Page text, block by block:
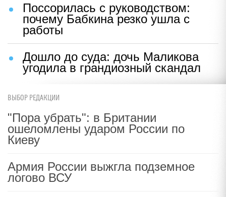
Поссорилась с руководством:
почему Бабкина резко ушла с
работы
Дошло до суда: дочь Маликова
угодила в грандиозный скандал
ВЫБОР РЕДАКЦИИ
"Пора убрать": в Британии
ошеломлены ударом России по
Киеву
Армия России выжгла подземное
логово ВСУ